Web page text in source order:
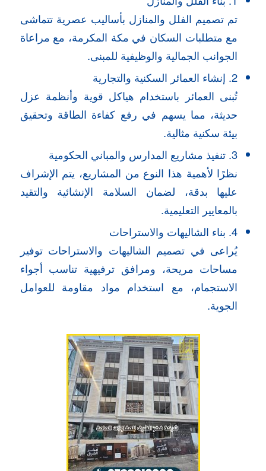
تم تصميم الفلل والمنازل بأساليب عصرية تتماشى
مع متطلبات السكان في مكة المكرمة، مع مراعاة
الجوانب الجمالية والوظيفية للمبنى.
2. إنشاء العمائر السكنية والتجارية
تُبنى العمائر باستخدام هياكل قوية وأنظمة عزل
حديثة، مما يسهم في رفع كفاءة الطاقة وتحقيق
بيئة سكنية مثالية.
3. تنفيذ مشاريع المدارس والمباني الحكومية
نظرًا لأهمية هذا النوع من المشاريع، يتم الإشراف
عليها بدقة، لضمان السلامة الإنشائية والتقيد
بالمعايير التعليمية.
4. بناء الشاليهات والاستراحات
يُراعى في تصميم الشاليهات والاستراحات توفير
مساحات مريحة، ومرافق ترفيهية تناسب أجواء
الاستجمام، مع استخدام مواد مقاومة للعوامل
الجوية.